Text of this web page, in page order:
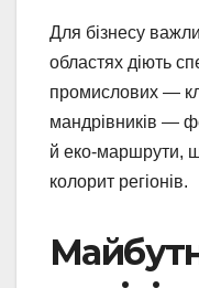
Для бізнесу
областях діють
промислових —
мандрівників —
й еко-маршрути,
колорит регіонів.